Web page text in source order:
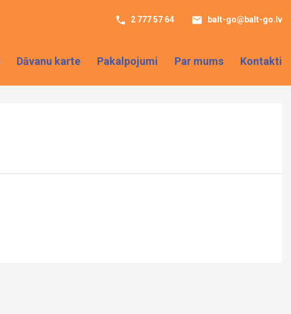
2 777 57 64 balt-go@balt-go.lv
Dāvanu karte Pakalpojumi Par mums Kontakti